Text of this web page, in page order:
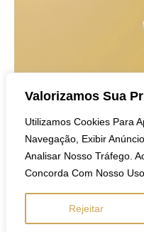
Valorizamos Sua
Utilizamos Cookies Para
Navegação, Exibir
Analisar Nosso Tráfego.
Concorda Com Nosso
Rejeitar
Setembro Amarelo:
Da Prevenção Ao
Entenda A Importância
8 De Setembro De 2023